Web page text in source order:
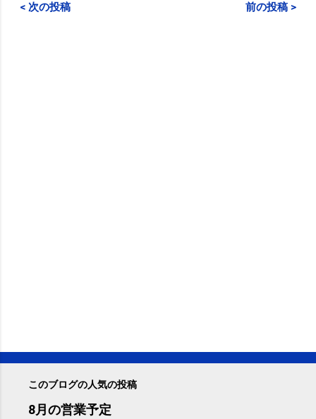
< 次の投稿 前の投稿 >
このブログの人気の投稿
8月の営業予定